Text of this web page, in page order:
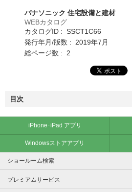
パナソニック 住宅設備と建材
WEBカタログ
カタログID : SSCT1C66
発行年月/版数 : 2019年7月
総ページ数 : 2
目次
iPhone･iPad アプリ
Windowsストアアプリ
ショールーム検索
プレミアムサービス